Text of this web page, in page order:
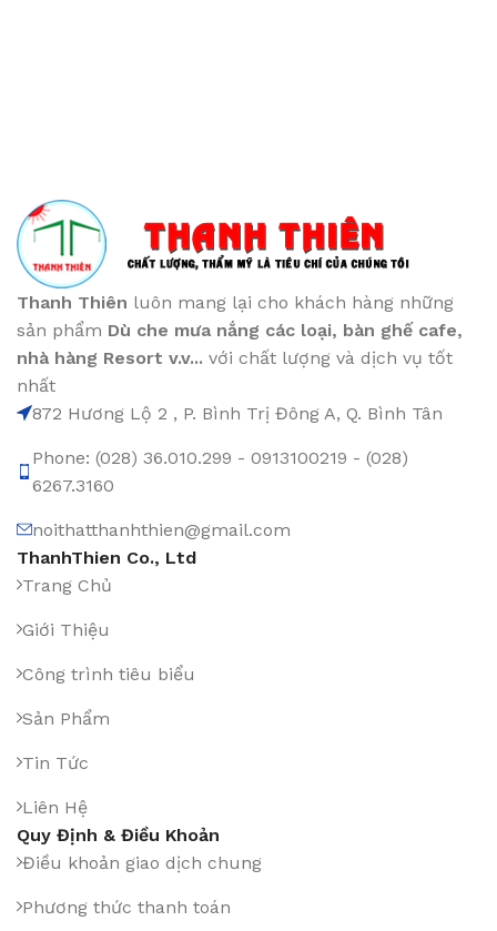
Thanh Thiên luôn mang lại cho khách hàng những
sản phẩm Dù che mưa nắng các loại, bàn ghế cafe,
nhà hàng Resort v.v... với chất lượng và dịch vụ tốt
nhất
872 Hương Lộ 2 , P. Bình Trị Đông A, Q. Bình Tân
Phone: (028) 36.010.299 - 0913100219 - (028)
6267.3160
noithatthanhthien@gmail.com
ThanhThien Co., Ltd
Trang Chủ
Giới Thiệu
Công trình tiêu biểu
Sản Phẩm
Tin Tức
Liên Hệ
Quy Định & Điều Khoản
Điều khoản giao dịch chung
Phương thức thanh toán